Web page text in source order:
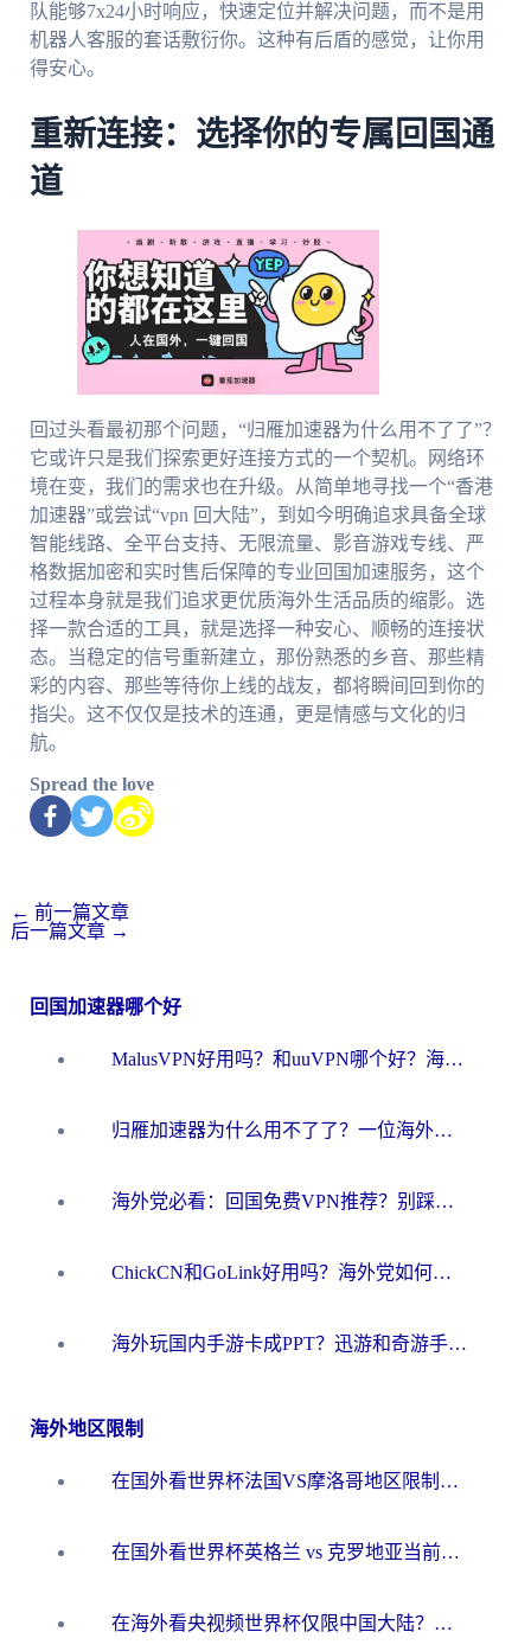
队能够7x24小时响应，快速定位并解决问题，而不是用
机器人客服的套话敷衍你。这种有后盾的感觉，让你用
得安心。
重新连接：选择你的专属回国通
道
回过头看最初那个问题，“归雁加速器为什么用不了了”？
它或许只是我们探索更好连接方式的一个契机。网络环
境在变，我们的需求也在升级。从简单地寻找一个“香港
加速器”或尝试“vpn 回大陆”，到如今明确追求具备全球
智能线路、全平台支持、无限流量、影音游戏专线、严
格数据加密和实时售后保障的专业回国加速服务，这个
过程本身就是我们追求更优质海外生活品质的缩影。选
择一款合适的工具，就是选择一种安心、顺畅的连接状
态。当稳定的信号重新建立，那份熟悉的乡音、那些精
彩的内容、那些等待你上线的战友，都将瞬间回到你的
指尖。这不仅仅是技术的连通，更是情感与文化的归
航。
Spread the love
← 前一篇文章
后一篇文章 →
回国加速器哪个好
MalusVPN好用吗？和uuVPN哪个好？海外党无缝访问国内资源的真实对比与选择指南
归雁加速器为什么用不了了？一位海外游子的真实困惑与技术解答
海外党必看：回国免费VPN推荐？别踩坑！教你选对加速器无缝刷国内资源
ChickCN和GoLink好用吗？海外党如何选对回国加速器
海外玩国内手游卡成PPT？迅游和奇游手游哪个好？一篇讲透回国加速器怎么选
海外地区限制
在国外看世界杯法国VS摩洛哥地区限制？这篇指南让你流畅看中文解说无压力
在国外看世界杯英格兰 vs 克罗地亚当前地区不可播放？这篇指南帮你搞定所有海外观赛难题
在海外看央视频世界杯仅限中国大陆？这篇指南帮你解锁中文解说+无卡顿直播